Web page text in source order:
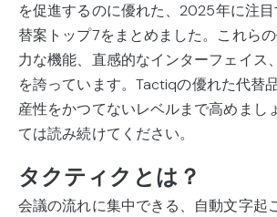
を促進するのに優れた、2025年に注
替案トップ7をまとめました。これら
力な機能、直感的なインターフェイス
を誇っています。Tactiqの優れた代替
産性をかつてないレベルまで高めまし
ては読み続けてください。
タクティクとは？
会議の流れに集中できる、自動文字起